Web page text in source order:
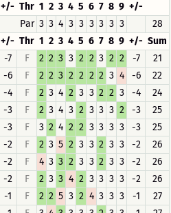
+/- Thr 1 2 3 4 5 6 7 8 9 +/-
Par 3 3 4 3 3 3 3 3 3
28
+/- Thr 1 2 3 4 5 6 7 8 9 +/- Sum
-7 F 2 2 3 3 2 2 3 2 2 -7
21
-6 F 2 2 3 2 2 2 2 3 4 -6
22
-4 F 2 3 4 2 3 3 2 2 3 -4
24
-3 F 2 3 4 3 2 3 3 3 2 -3
25
-3 F 3 2 4 2 2 3 3 3 3 -3
25
-2 F 2 3 5 2 3 3 2 3 3 -2
26
-2 F 4 3 3 2 3 3 2 3 3 -2
26
-2 F 2 3 3 4 2 3 3 3 3 -2
26
-1 F 2 2 5 3 2 4 3 3 3 -1
27